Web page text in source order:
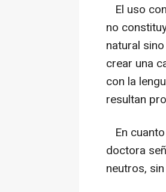
El uso
no
natural
crear una
con la
resultan
En
doctora
neutros,